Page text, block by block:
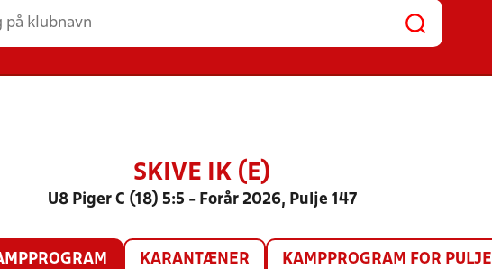
SKIVE IK (E)
U8 Piger C (18) 5:5 - Forår 2026, Pulje 147
KARANTÆNER KAMPPROGRAM FOR PULJE